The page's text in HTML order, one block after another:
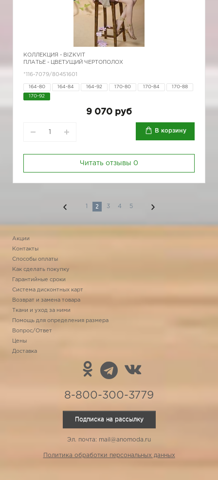
КОЛЛЕКЦИЯ - BIZKVIT
ПЛАТЬЕ - ЦВЕТУЩИЙ ЧЕРТОПОЛОХ
*116-7079/80451601
164-80 164-84 164-92 170-80 170-84 170-88
170-92
9 070 руб
В корзину
Читать отзывы 0
2 3 4 5
Акции
Контакты
Способы оплаты
Как сделать покупку
Гарантийные сроки
Система дисконтных карт
Возврат и замена товара
Ткани и уход за ними
Помощь для определения размера
Вопрос/Ответ
Цены
Доставка
8-800-300-3779
Подписка на рассылку
Эл. почта: mail@anomoda.ru
Политика обработки персональных данных